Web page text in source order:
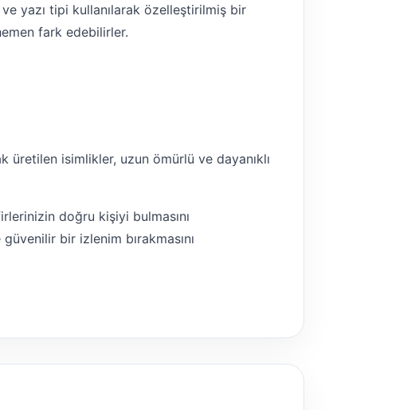
yazı tipi kullanılarak özelleştirilmiş bir
fark edebilirler.
üretilen isimlikler, uzun ömürlü ve dayanıklı
doğru kişiyi bulmasını
bir izlenim bırakmasını